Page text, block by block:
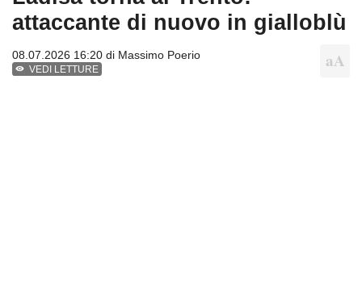
attaccante di nuovo in gialloblù
08.07.2026 16:20 di Massimo Poerio
VEDI LETTURE